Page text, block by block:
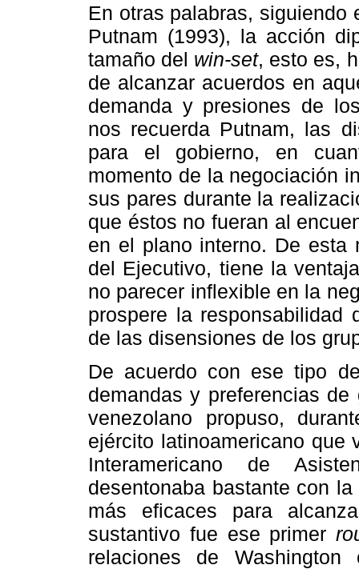
En otras palabras,
Putnam (1993), la acción
tamaño del win-set, esto es,
de alcanzar acuerdos en
demanda y presiones de
nos recuerda Putnam, las
para el gobierno, en
momento de la negociación
sus pares durante la
que éstos no fueran al
en el plano interno. De esta
del Ejecutivo, tiene la
no parecer inflexible en la
prospere la
de las disensiones de los
De acuerdo con ese tipo
demandas y preferencias
venezolano propuso,
ejército latinoamericano que
Interamericano de
desentonaba bastante con
más eficaces para
sustantivo fue ese primer
relaciones de